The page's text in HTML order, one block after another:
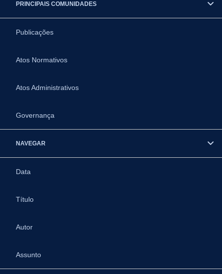
PRINCIPAIS COMUNIDADES
Publicações
Atos Normativos
Atos Administrativos
Governança
NAVEGAR
Data
Título
Autor
Assunto